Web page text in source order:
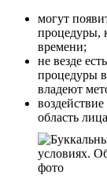
могут
процедуры,
времени;
не везде
процедуры в
владеют
область